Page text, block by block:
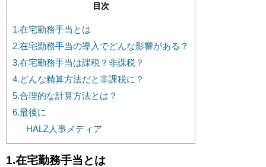
目次
1.在宅勤務手当とは
2.在宅勤務手当の導入でどんな影響がある？
3.在宅勤務手当は課税？非課税？
4.どんな精算方法だと非課税に？
5.合理的な計算方法とは？
6.最後に
HALZ人事メディア
1.在宅勤務手当とは